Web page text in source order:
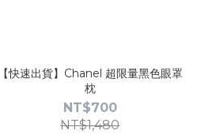
【快速出貨】Chanel 超限量黑色眼罩
枕
NT$700
NT$1,480